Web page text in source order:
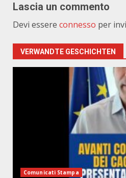
Lascia un commento
Devi essere connesso per
VERWANDTE GESCHICHTEN
Comunicati Stampa